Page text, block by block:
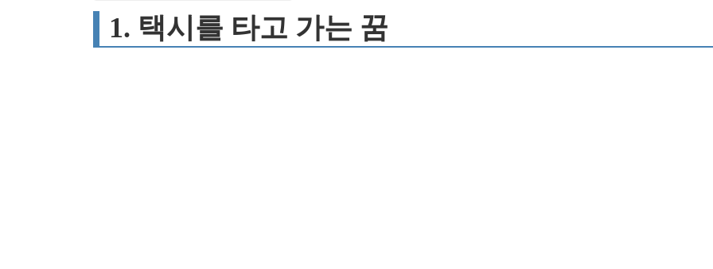
1. 택시를 타고 가는 꿈